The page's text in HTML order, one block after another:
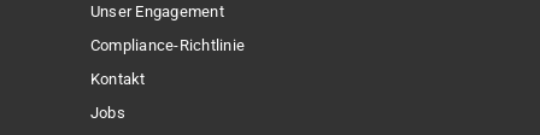
gewählt
werden
Unser Engagement
Compliance-Richtlinie
Kontakt
Jobs